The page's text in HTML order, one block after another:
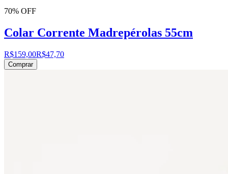
70% OFF
Colar Corrente Madrepérolas 55cm
R$159,00R$47,70
Comprar